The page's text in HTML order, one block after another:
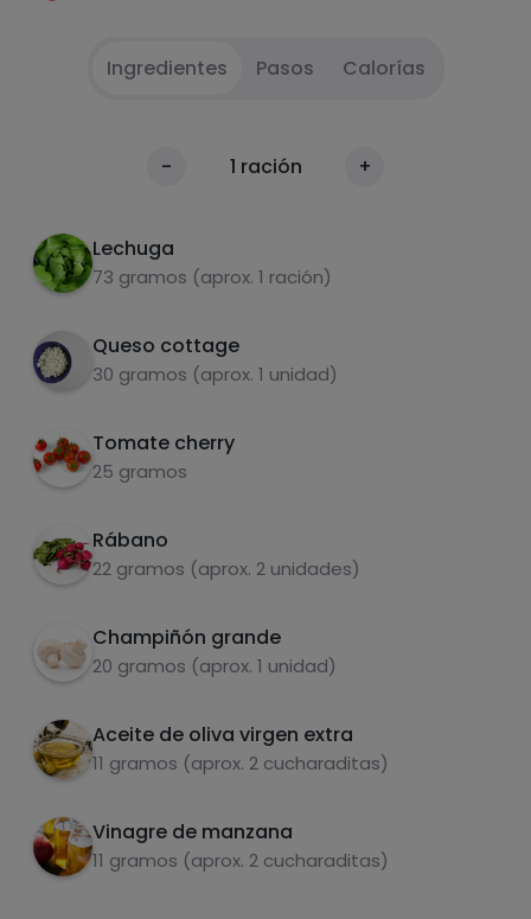
Ingredientes Pasos Calorías
- 1 ración +
Lechuga
73 gramos (aprox. 1 ración)
Queso cottage
30 gramos (aprox. 1 unidad)
Tomate cherry
25 gramos
Rábano
22 gramos (aprox. 2 unidades)
Champiñón grande
20 gramos (aprox. 1 unidad)
Aceite de oliva virgen extra
11 gramos (aprox. 2 cucharaditas)
Vinagre de manzana
11 gramos (aprox. 2 cucharaditas)
Carbohidratos
Azúcares
Grasas